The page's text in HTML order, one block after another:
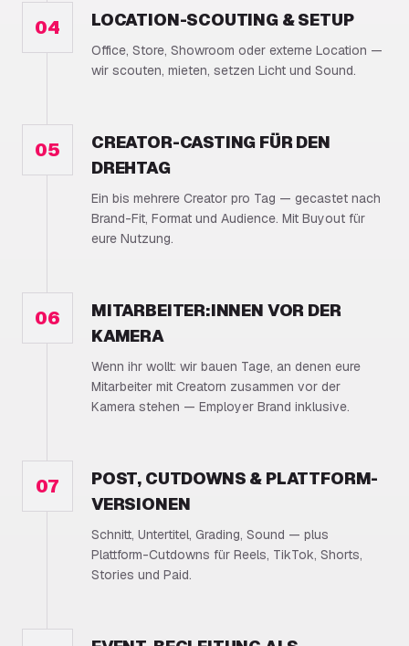
04 LOCATION-SCOUTING & SETUP
Office, Store, Showroom oder externe Location —
wir scouten, mieten, setzen Licht und Sound.
05
CREATOR-CASTING FÜR DEN
DREHTAG
Ein bis mehrere Creator pro Tag — gecastet nach
Brand-Fit, Format und Audience. Mit Buyout für
eure Nutzung.
06
MITARBEITER:INNEN VOR DER
KAMERA
Wenn ihr wollt: wir bauen Tage, an denen eure
Mitarbeiter mit Creatorn zusammen vor der
Kamera stehen — Employer Brand inklusive.
07
POST, CUTDOWNS & PLATTFORM-
VERSIONEN
Schnitt, Untertitel, Grading, Sound — plus
Plattform-Cutdowns für Reels, TikTok, Shorts,
Stories und Paid.